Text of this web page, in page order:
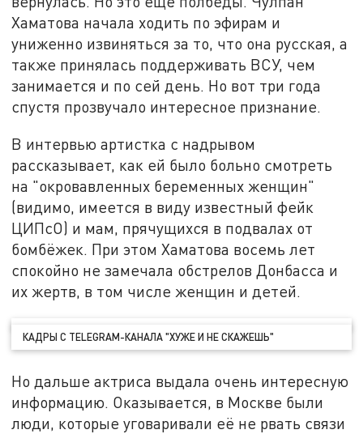
Хаматова начала ходить по эфирам и
униженно извиняться за то, что она русская, а
также принялась поддерживать ВСУ, чем
занимается и по сей день. Но вот три года
спустя прозвучало интересное признание.
В интервью артистка с надрывом
рассказывает, как ей было больно смотреть
на "окровавленных беременных женщин"
(видимо, имеется в виду известный фейк
ЦИПсО) и мам, прячущихся в подвалах от
бомбёжек. При этом Хаматова восемь лет
спокойно не замечала обстрелов Донбасса и
их жертв, в том числе женщин и детей.
КАДРЫ С TELEGRAM-КАНАЛА "ХУЖЕ И НЕ СКАЖЕШЬ"
Но дальше актриса выдала очень интересную
информацию. Оказывается, в Москве были
люди, которые уговаривали её не рвать связи